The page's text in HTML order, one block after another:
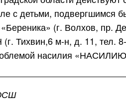
с детьми, подвергшимся
(г. Волхов, пр.
Тихвин,6 м-н, д. 11, тел.
насилия